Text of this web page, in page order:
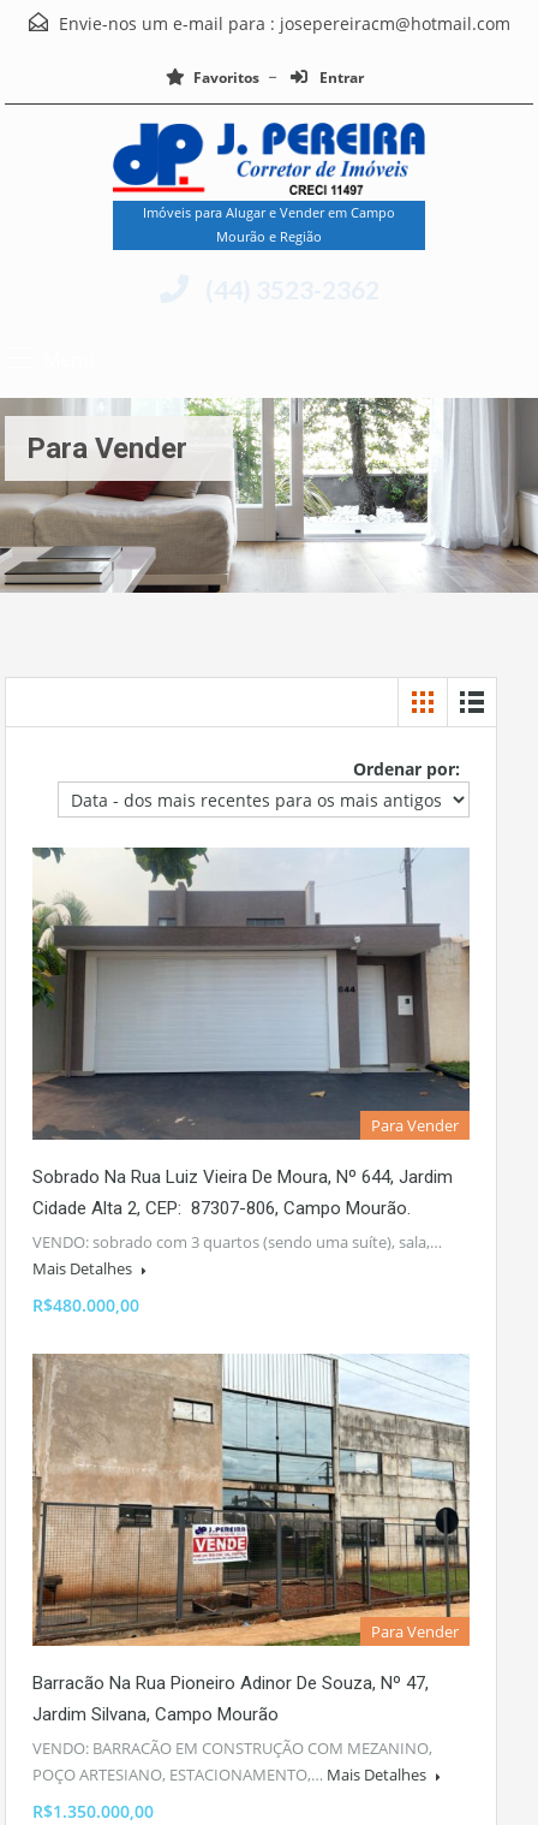
Envie-nos um e-mail para : josepereiracm@hotmail.com
Favoritos Entrar
Imóveis para Alugar e Vender em Campo
Mourão e Região
Para Vender
Ordenar por:
Para Vender
Sobrado Na Rua Luiz Vieira De Moura, Nº 644, Jardim
Cidade Alta 2, CEP: 87307-806, Campo Mourão.
VENDO: sobrado com 3 quartos (sendo uma suíte), sala,…
Mais Detalhes
R$480.000,00
Para Vender
Barracão Na Rua Pioneiro Adinor De Souza, Nº 47,
Jardim Silvana, Campo Mourão
VENDO: BARRACÃO EM CONSTRUÇÃO COM MEZANINO,
POÇO ARTESIANO, ESTACIONAMENTO,… Mais Detalhes
R$1.350.000,00